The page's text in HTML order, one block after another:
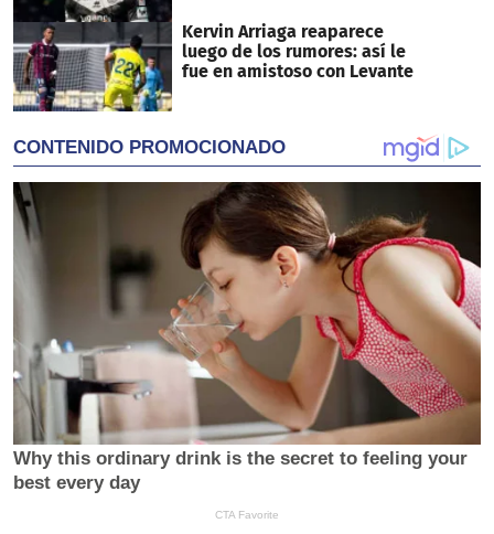
Kervin Arriaga reaparece
luego de los rumores: así le
fue en amistoso con Levante